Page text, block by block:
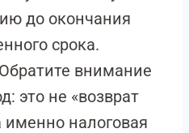
до окончания
срока.
Обратите внимание
это не «возврат
именно налоговая